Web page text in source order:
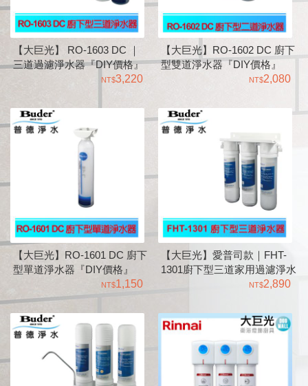
【大巨光】 RO-1603 DC ｜
三道過濾淨水器『DIY價格』
3,220
【大巨光】RO-1602 DC 廚下
型雙道淨水器『DIY價格』
2,080
【大巨光】RO-1601 DC 廚下
型單道淨水器『DIY價格』
1,150
【大巨光】愛普司款｜FHT-
1301廚下型三道家用過濾淨水
2,890